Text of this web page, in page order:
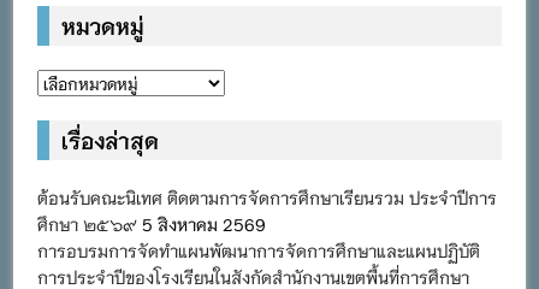
หมวดหมู่
หมวด
เรื่องล่าสุด
ต้อนรับคณะนิเทศ ติดตามการจัดการศึกษาเรียนรวม ประจำปีการ
ศึกษา ๒๕๖๙ 5 สิงหาคม 2569
การอบรมการจัดทำแผนพัฒนาการจัดการศึกษาและแผนปฏิบัติ
การประจำปีของโรงเรียนในสังกัดสำนักงานเขตพื้นที่การศึกษา